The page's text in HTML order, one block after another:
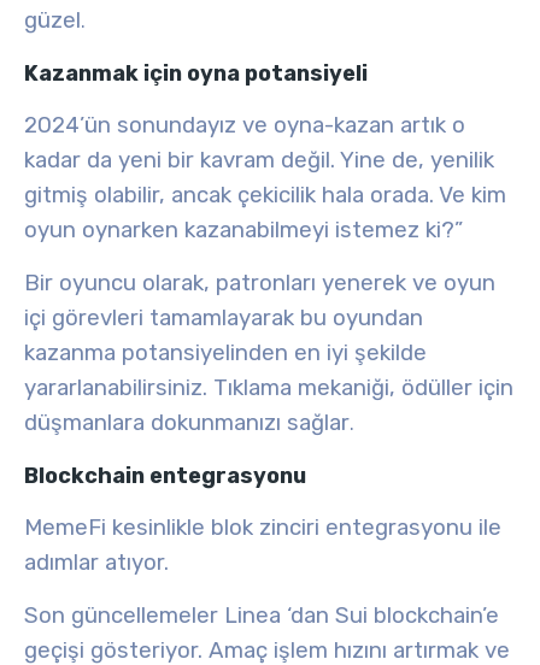
güzel.
Kazanmak için oyna potansiyeli
2024’ün sonundayız ve oyna-kazan artık o
kadar da yeni bir kavram değil. Yine de, yenilik
gitmiş olabilir, ancak çekicilik hala orada. Ve kim
oyun oynarken kazanabilmeyi istemez ki?”
Bir oyuncu olarak, patronları yenerek ve oyun
içi görevleri tamamlayarak bu oyundan
kazanma potansiyelinden en iyi şekilde
yararlanabilirsiniz. Tıklama mekaniği, ödüller için
düşmanlara dokunmanızı sağlar.
Blockchain entegrasyonu
MemeFi kesinlikle blok zinciri entegrasyonu ile
adımlar atıyor.
Son güncellemeler Linea ‘dan Sui blockchain’e
geçişi gösteriyor. Amaç işlem hızını artırmak ve